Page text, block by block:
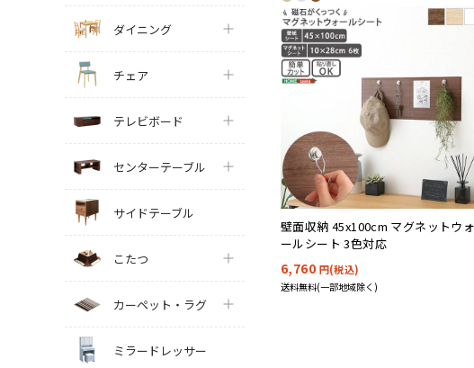
ダイニング
チェア
テレビボード
センターテーブル
サイドテーブル
こたつ
カーペット・ラグ
ミラードレッサー
壁面収納 45x100cm マグネットウォ
ールシート 3色対応
6,760 円(税込)
送料無料(一部地域除く)